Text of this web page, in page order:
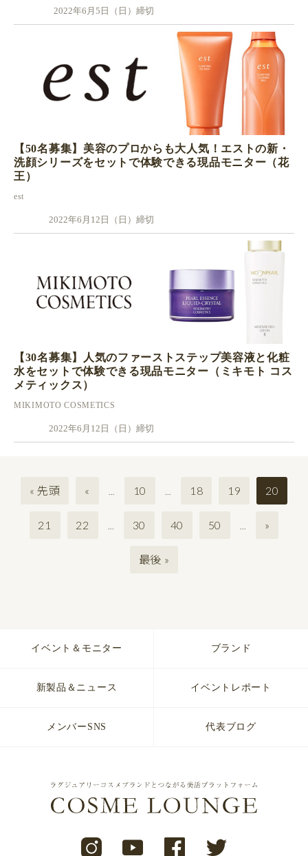
2022年6月5日（日）締切
【50名募集】美容のプロからも大人気！エストの新・
洗顔シリーズをセットで体験できる現品モニター（花
王）
est
2022年6月12日（日）締切
【30名募集】人気のファーストステップ美容液と化粧
水をセットで体験できる現品モニター（ミキモト コス
メティックス）
MIKIMOTO COSMETICS
2022年6月12日（日）締切
« 先頭 « ... 10 ... 18 19 20
21 22 ... 30 40 50 ... »
最後 »
イベント＆モニター ブランド
新製品＆ニュース イベントレポート
メンバーSNS 代表ブログ